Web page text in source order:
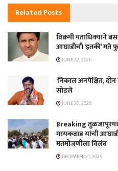
Related Posts
विक्रमी मताधिक्याने
आघाडीची ‘इतकी’ मते
JUNE 22, 2026
‘निकाल अनपेक्षित,
सोडले
JUNE 20, 2026
Breaking
गायकवाड यांची
मतमोजणीला विलंब
DECEMBER 21, 2025